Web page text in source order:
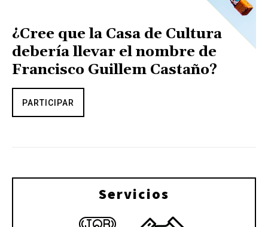
¿Cree que la Casa de Cultura
debería llevar el nombre de
Francisco Guillem Castaño?
PARTICIPAR
Servicios